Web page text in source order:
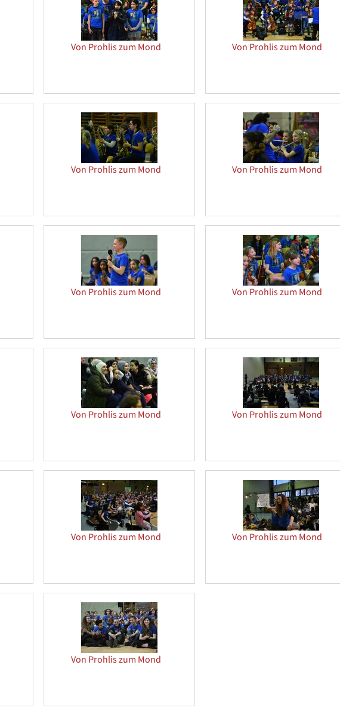
Von Prohlis zum Mond Von Prohlis zum Mond
Von Prohlis zum Mond Von Prohlis zum Mond
Von Prohlis zum Mond Von Prohlis zum Mond
Von Prohlis zum Mond Von Prohlis zum Mond
Von Prohlis zum Mond Von Prohlis zum Mond
Von Prohlis zum Mond